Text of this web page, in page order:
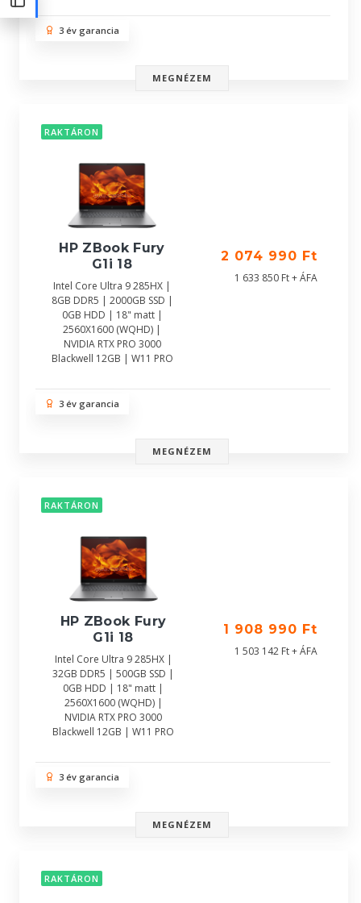
3 év garancia
MEGNÉZEM
RAKTÁRON
HP ZBook Fury
G1i 18
Intel Core Ultra 9 285HX |
8GB DDR5 | 2000GB SSD |
0GB HDD | 18" matt |
2560X1600 (WQHD) |
NVIDIA RTX PRO 3000
Blackwell 12GB | W11 PRO
2 074 990 Ft
1 633 850 Ft + ÁFA
3 év garancia
MEGNÉZEM
RAKTÁRON
HP ZBook Fury
G1i 18
Intel Core Ultra 9 285HX |
32GB DDR5 | 500GB SSD |
0GB HDD | 18" matt |
2560X1600 (WQHD) |
NVIDIA RTX PRO 3000
Blackwell 12GB | W11 PRO
1 908 990 Ft
1 503 142 Ft + ÁFA
3 év garancia
MEGNÉZEM
RAKTÁRON